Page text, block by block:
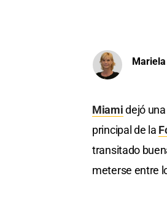
Miamidejó
principal de la
transitado
meterse entre